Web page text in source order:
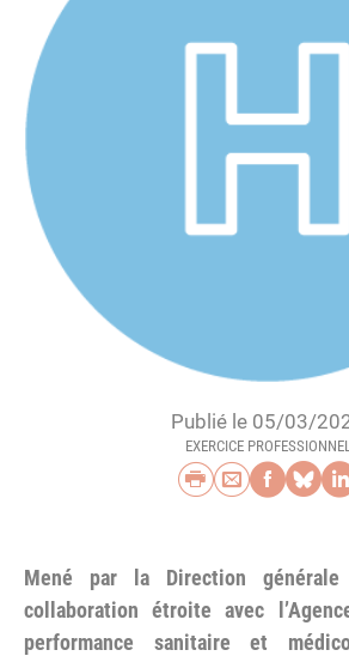
Publié le 05/03/
EXERCICE
Imprimer
Envoyer
Mené par la Direction
collaboration étroite avec
performance sanitaire et